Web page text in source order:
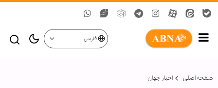
فارسی
صفحه اصلی اخبار جهان